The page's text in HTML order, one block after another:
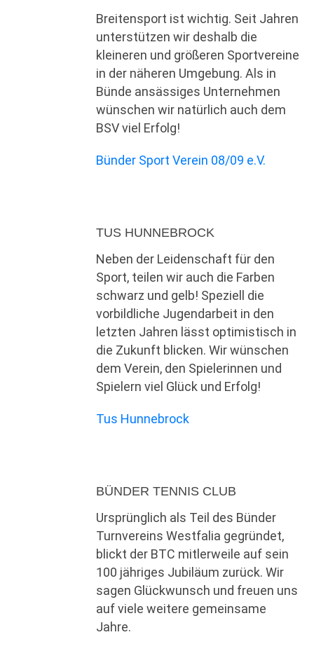
Breitensport ist wichtig. Seit Jahren
unterstützen wir deshalb die
kleineren und größeren Sportvereine
in der näheren Umgebung. Als in
Bünde ansässiges Unternehmen
wünschen wir natürlich auch dem
BSV viel Erfolg!
Bünder Sport Verein 08/09 e.V.
TUS HUNNEBROCK
Neben der Leidenschaft für den
Sport, teilen wir auch die Farben
schwarz und gelb! Speziell die
vorbildliche Jugendarbeit in den
letzten Jahren lässt optimistisch in
die Zukunft blicken. Wir wünschen
dem Verein, den Spielerinnen und
Spielern viel Glück und Erfolg!
Tus Hunnebrock
BÜNDER TENNIS CLUB
Ursprünglich als Teil des Bünder
Turnvereins Westfalia gegründet,
blickt der BTC mitlerweile auf sein
100 jähriges Jubiläum zurück. Wir
sagen Glückwunsch und freuen uns
auf viele weitere gemeinsame
Jahre.